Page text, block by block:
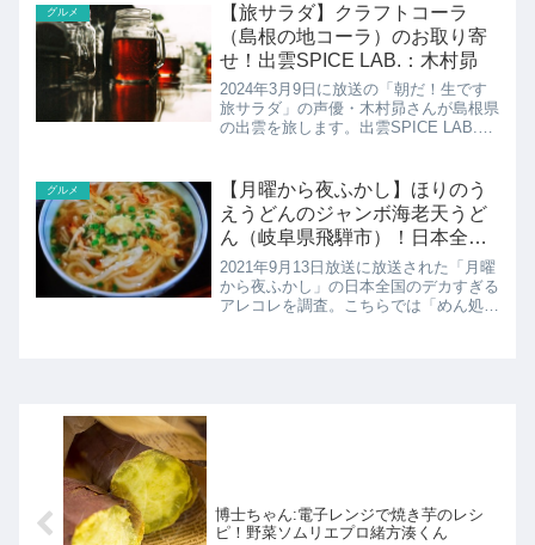
グルメ
【旅サラダ】クラフトコーラ
（島根の地コーラ）のお取り寄
せ！出雲SPICE LAB.：木村昴
2024年3月9日に放送の「朝だ！生です
旅サラダ」の声優・木村昴さんが島根県
の出雲を旅します。出雲SPICE LAB.の
グルメ
【月曜から夜ふかし】ほりのう
えうどんのジャンボ海老天うど
ん（岐阜県飛騨市）！日本全国
のデカすぎるアレコレを調査
2021年9月13日放送に放送された「月曜
から夜ふかし」の日本全国のデカすぎる
アレコレを調査。こちらでは「めん処
博士ちゃん:電子レンジで焼き芋のレシ
ピ！野菜ソムリエプロ緒方湊くん